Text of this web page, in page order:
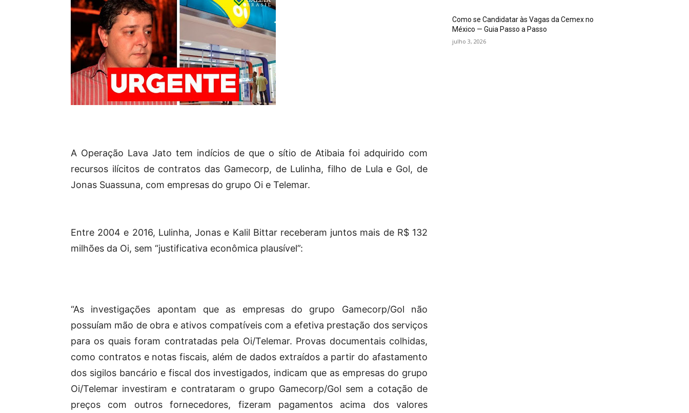
A Operação Lava Jato tem indícios de que o sítio de Atibaia foi adquirido com
recursos ilícitos de contratos das Gamecorp, de Lulinha, filho de Lula e Gol, de
Jonas Suassuna, com empresas do grupo Oi e Telemar.
Entre 2004 e 2016, Lulinha, Jonas e Kalil Bittar receberam juntos mais de R$ 132
milhões da Oi, sem “justificativa econômica plausível”:
“As investigações apontam que as empresas do grupo Gamecorp/Gol não
possuíam mão de obra e ativos compatíveis com a efetiva prestação dos serviços
para os quais foram contratadas pela Oi/Telemar. Provas documentais colhidas,
como contratos e notas fiscais, além de dados extraídos a partir do afastamento
dos sigilos bancário e fiscal dos investigados, indicam que as empresas do grupo
Oi/Telemar investiram e contrataram o grupo Gamecorp/Gol sem a cotação de
preços com outros fornecedores, fizeram pagamentos acima dos valores
Como se Candidatar às Vagas da Cemex no
México — Guia Passo a Passo
julho 3, 2026